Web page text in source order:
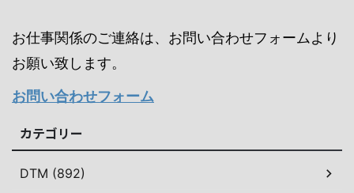
お仕事関係のご連絡は、お問い合わせフォームより
お願い致します。
お問い合わせフォーム
カテゴリー
DTM (892)